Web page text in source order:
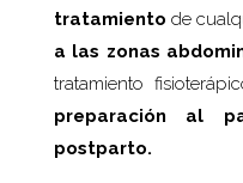
tratamiento de
a las zonas
tratamiento
preparación al
postparto.